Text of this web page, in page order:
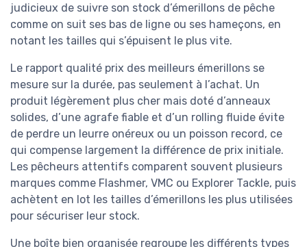
judicieux de suivre son stock d’émerillons de pêche
comme on suit ses bas de ligne ou ses hameçons, en
notant les tailles qui s’épuisent le plus vite.
Le rapport qualité prix des meilleurs émerillons se
mesure sur la durée, pas seulement à l’achat. Un
produit légèrement plus cher mais doté d’anneaux
solides, d’une agrafe fiable et d’un rolling fluide évite
de perdre un leurre onéreux ou un poisson record, ce
qui compense largement la différence de prix initiale.
Les pêcheurs attentifs comparent souvent plusieurs
marques comme Flashmer, VMC ou Explorer Tackle, puis
achètent en lot les tailles d’émerillons les plus utilisées
pour sécuriser leur stock.
Une boîte bien organisée regroupe les différents types